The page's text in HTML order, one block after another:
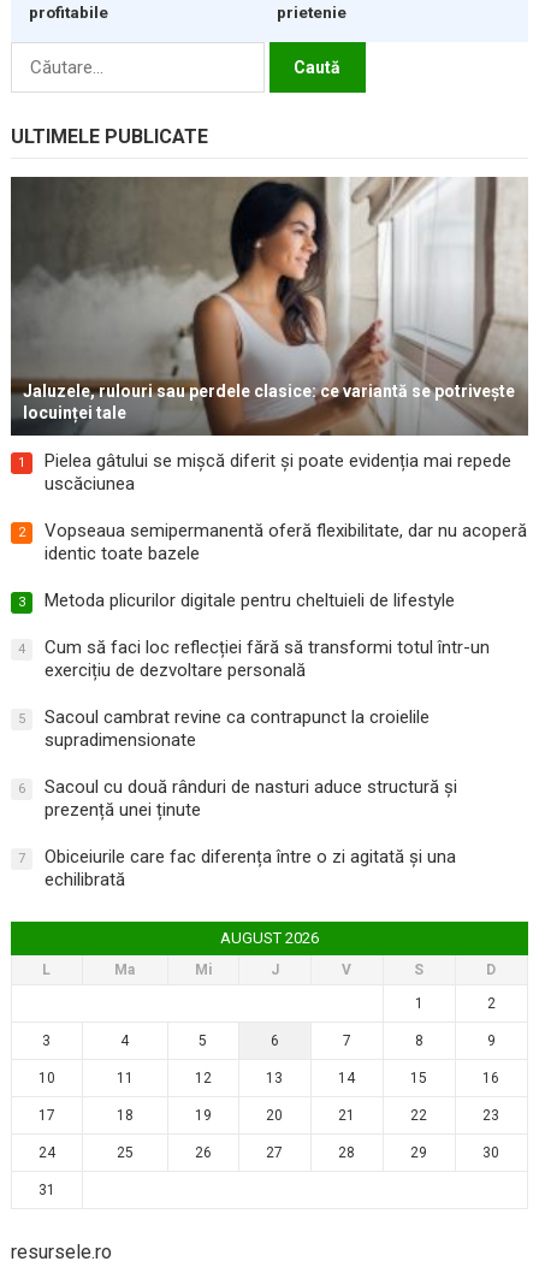
profitabile
prietenie
Caută
ULTIMELE PUBLICATE
Jaluzele, rulouri sau perdele clasice: ce variantă se potrivește
locuinței tale
1
Pielea gâtului se mișcă diferit și poate evidenția mai repede
uscăciunea
2
Vopseaua semipermanentă oferă flexibilitate, dar nu acoperă
identic toate bazele
3 Metoda plicurilor digitale pentru cheltuieli de lifestyle
4
Cum să faci loc reflecției fără să transformi totul într-un
exercițiu de dezvoltare personală
5
Sacoul cambrat revine ca contrapunct la croielile
supradimensionate
6
Sacoul cu două rânduri de nasturi aduce structură și
prezență unei ținute
7
Obiceiurile care fac diferența între o zi agitată și una
echilibrată
AUGUST 2026
L Ma Mi J V S
D
1
2
3 4 5 6 7 8 9
10 11 12 13 14 15 16
17 18 19 20 21 22 23
24 25 26 27 28 29 30
31
resursele.ro